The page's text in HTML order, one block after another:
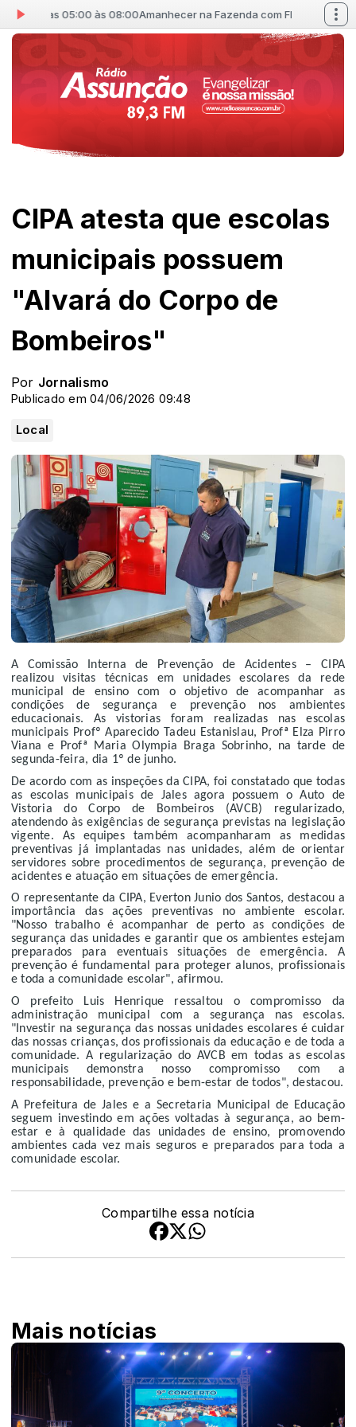
das 05:00 às 08:00Amanhecer na Fazenda com Flumenal das
CIPA atesta que escolas
municipais possuem
"Alvará do Corpo de
Bombeiros"
Por Jornalismo
Publicado em 04/06/2026 09:48
Local
A Comissão Interna de Prevenção de Acidentes – CIPA
realizou visitas técnicas em unidades escolares da rede
municipal de ensino com o objetivo de acompanhar as
condições de segurança e prevenção nos ambientes
educacionais. As vistorias foram realizadas nas escolas
municipais Profº Aparecido Tadeu Estanislau, Profª Elza Pirro
Viana e Profª Maria Olympia Braga Sobrinho, na tarde de
segunda-feira, dia 1º de junho.
De acordo com as inspeções da CIPA, foi constatado que todas
as escolas municipais de Jales agora possuem o Auto de
Vistoria do Corpo de Bombeiros (AVCB) regularizado,
atendendo às exigências de segurança previstas na legislação
vigente. As equipes também acompanharam as medidas
preventivas já implantadas nas unidades, além de orientar
servidores sobre procedimentos de segurança, prevenção de
acidentes e atuação em situações de emergência.
O representante da CIPA, Everton Junio dos Santos, destacou a
importância das ações preventivas no ambiente escolar.
"Nosso trabalho é acompanhar de perto as condições de
segurança das unidades e garantir que os ambientes estejam
preparados para eventuais situações de emergência. A
prevenção é fundamental para proteger alunos, profissionais
e toda a comunidade escolar", afirmou.
O prefeito Luis Henrique ressaltou o compromisso da
administração municipal com a segurança nas escolas.
"Investir na segurança das nossas unidades escolares é cuidar
das nossas crianças, dos profissionais da educação e de toda a
comunidade. A regularização do AVCB em todas as escolas
municipais demonstra nosso compromisso com a
responsabilidade, prevenção e bem-estar de todos", destacou.
A Prefeitura de Jales e a Secretaria Municipal de Educação
seguem investindo em ações voltadas à segurança, ao bem-
estar e à qualidade das unidades de ensino, promovendo
ambientes cada vez mais seguros e preparados para toda a
comunidade escolar.
Compartilhe essa notícia
Mais notícias